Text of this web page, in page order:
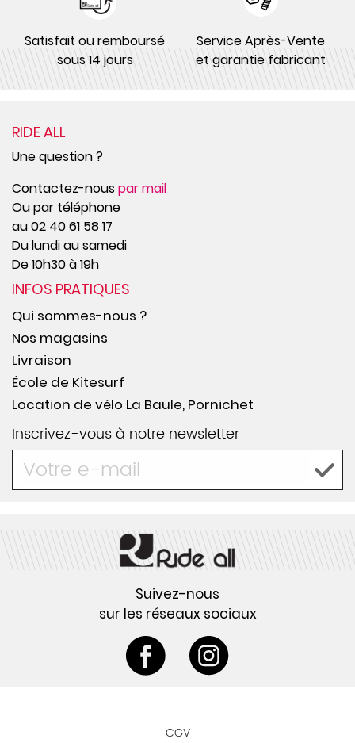
Satisfait ou remboursé
sous 14 jours
Service Après-Vente
et garantie fabricant
RIDE ALL
Une question ?
Contactez-nouspar mail
Ou par téléphone
au 02 40 61 58 17
Du lundi au samedi
De 10h30 à 19h
INFOS PRATIQUES
Qui sommes-nous ?
Nos magasins
Livraison
École de Kitesurf
Location de vélo La Baule, Pornichet
Inscrivez-vous à notre newsletter
Suivez-nous
sur les réseaux sociaux
CGV